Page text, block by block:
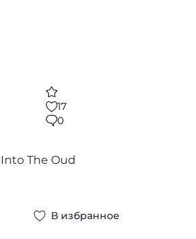
17
0
Into The Oud
В избранное